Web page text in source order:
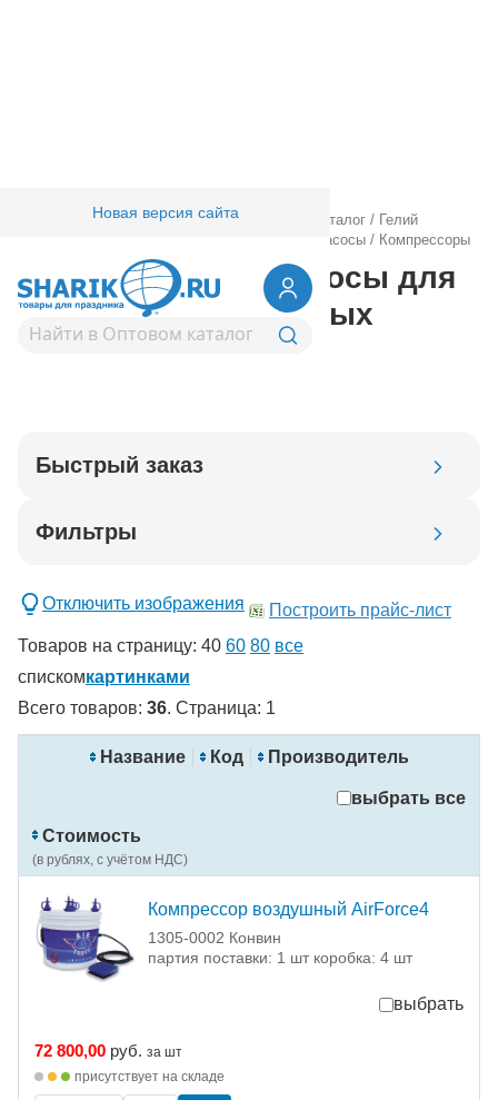
Новая версия сайта
Товары для праздника/ Оптовый каталог / Гелий
Компрессоры и насосы / Компрессоры
Компрессоры и насосы для
надувания воздушных
шаров
Быстрый заказ
Фильтры
спецпредложение
Сбросить фильтры
Отключить изображения
Построить прайс-лист
Товаров на страницу: 40 60 80 все
спискомкартинками
Всего товаров: 36. Страница: 1
Название Код Производитель
выбрать все
Стоимость
(в рублях, с учётом НДС)
Компрессор воздушный AirForce4
1305-0002 Конвин
партия поставки: 1 шт коробка: 4 шт
выбрать
72 800,00 руб. за шт
присутствует на складе